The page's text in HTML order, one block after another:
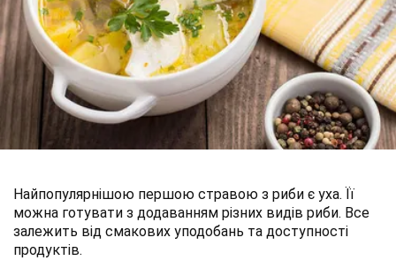
Найпопулярнішою першою стравою з риби є уха. Її
можна готувати з додаванням різних видів риби. Все
залежить від смакових уподобань та доступності
продуктів.